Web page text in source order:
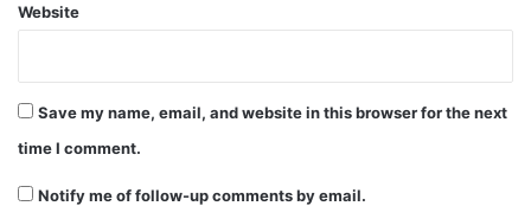
Website
Save my name, email, and website in this browser for the next
time I comment.
Notify me of follow-up comments by email.